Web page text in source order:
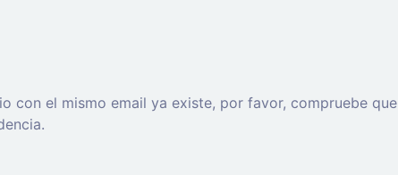
con el mismo email ya existe, por favor, compruebe que